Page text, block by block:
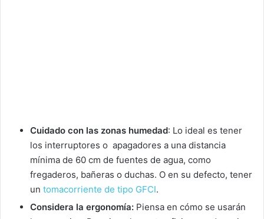
Cuidado con las zonas humedad: Lo ideal es tener
los interruptores o apagadores a una distancia
mínima de 60 cm de fuentes de agua, como
fregaderos, bañeras o duchas. O en su defecto, tener
un tomacorriente de tipo GFCI.
Considera la ergonomía: Piensa en cómo se usarán